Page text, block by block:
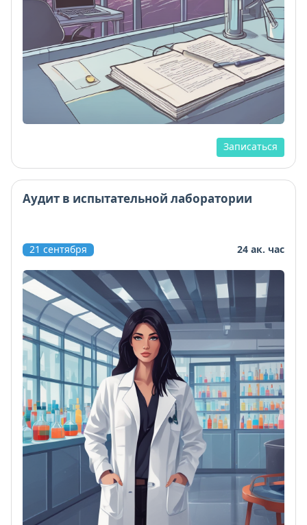
Записаться
Аудит в испытательной лаборатории
21 сентября 24 ак. час